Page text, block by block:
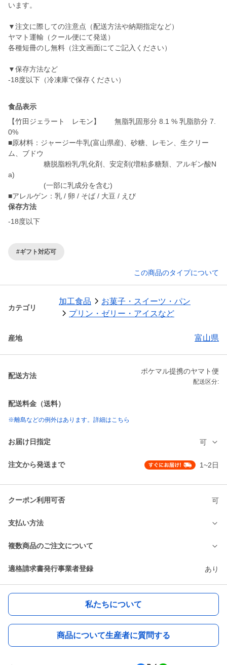
います。
▼注文に際しての注意点（配送方法や納期指定など）
ヤマト運輸（クール便にて発送）
各種短冊のし無料（注文画面にてご記入ください）
▼保存方法など
-18度以下（冷凍庫で保存ください）
食品表示
【竹田ジェラート レモン】 無脂乳固形分 8.1 % 乳脂肪分 7.
0%
■原材料：ジャージー牛乳(富山県産)、砂糖、レモン、生クリー
ム、ブドウ
糖脱脂粉乳/乳化剤、安定剤(増粘多糖類、アルギン酸N
a)
(一部に乳成分を含む)
保存方法
-18度以下
#ギフト対応可
この商品のタイプについて
カテゴリ
加工食品
お菓子・スイーツ・パン
プリン・ゼリー・アイスなど
産地 富山県
配送方法
ポケマル提携のヤマト便
配送区分:
配送料金（送料）
※離島などの例外はあります。詳細はこちら
お届け日指定 可
注文から発送まで 1~2日
クーポン利用可否 可
支払い方法
複数商品のご注文について
適格請求書発行事業者登録 あり
私たちについて
商品について生産者に質問する